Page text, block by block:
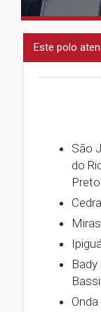
Este polo
São
do
Preto
Bady